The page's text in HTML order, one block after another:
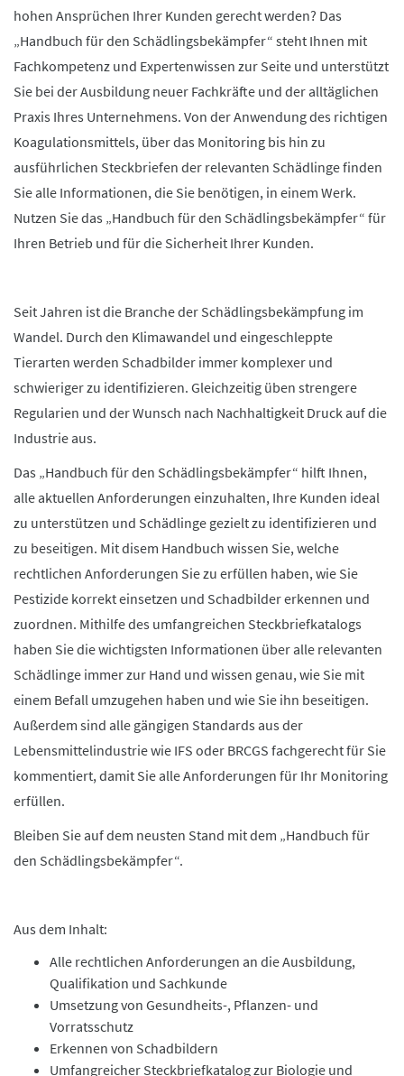
hohen Ansprüchen Ihrer Kunden gerecht werden? Das
„Handbuch für den Schädlingsbekämpfer“ steht Ihnen mit
Fachkompetenz und Expertenwissen zur Seite und unterstützt
Sie bei der Ausbildung neuer Fachkräfte und der alltäglichen
Praxis Ihres Unternehmens. Von der Anwendung des richtigen
Koagulationsmittels, über das Monitoring bis hin zu
ausführlichen Steckbriefen der relevanten Schädlinge finden
Sie alle Informationen, die Sie benötigen, in einem Werk.
Nutzen Sie das „Handbuch für den Schädlingsbekämpfer“ für
Ihren Betrieb und für die Sicherheit Ihrer Kunden.
Seit Jahren ist die Branche der Schädlingsbekämpfung im
Wandel. Durch den Klimawandel und eingeschleppte
Tierarten werden Schadbilder immer komplexer und
schwieriger zu identifizieren. Gleichzeitig üben strengere
Regularien und der Wunsch nach Nachhaltigkeit Druck auf die
Industrie aus.
Das „Handbuch für den Schädlingsbekämpfer“ hilft Ihnen,
alle aktuellen Anforderungen einzuhalten, Ihre Kunden ideal
zu unterstützen und Schädlinge gezielt zu identifizieren und
zu beseitigen. Mit disem Handbuch wissen Sie, welche
rechtlichen Anforderungen Sie zu erfüllen haben, wie Sie
Pestizide korrekt einsetzen und Schadbilder erkennen und
zuordnen. Mithilfe des umfangreichen Steckbriefkatalogs
haben Sie die wichtigsten Informationen über alle relevanten
Schädlinge immer zur Hand und wissen genau, wie Sie mit
einem Befall umzugehen haben und wie Sie ihn beseitigen.
Außerdem sind alle gängigen Standards aus der
Lebensmittelindustrie wie IFS oder BRCGS fachgerecht für Sie
kommentiert, damit Sie alle Anforderungen für Ihr Monitoring
erfüllen.
Bleiben Sie auf dem neusten Stand mit dem „Handbuch für
den Schädlingsbekämpfer“.
Aus dem Inhalt:
Alle rechtlichen Anforderungen an die Ausbildung,
Qualifikation und Sachkunde
Umsetzung von Gesundheits-, Pflanzen- und
Vorratsschutz
Erkennen von Schadbildern
Umfangreicher Steckbriefkatalog zur Biologie und